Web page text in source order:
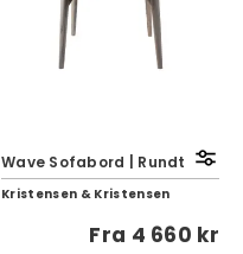
Wave Sofabord | Rundt
Kristensen & Kristensen
Fra 4 660 kr